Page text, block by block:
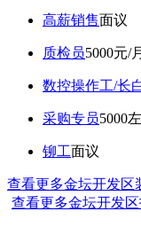
高薪销售面议
质检员5000元/月
数控操作工/长
采购专员5000
铆工面议
查看更多金坛开发区
查看更多金坛开发